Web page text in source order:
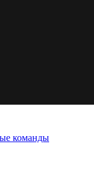
команды